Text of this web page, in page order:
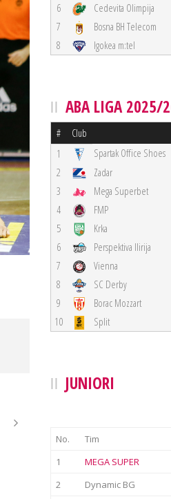
6
Cedevita Olimpija
7
Bosna BH Telecom
8
Igokea m:tel
ABA LIGA 2025/
# Club
1 Spartak Office Shoes
2
Zadar
3
Mega Superbet
4
FMP
5
Krka
6
Perspektiva Ilirija
7
Vienna
8
SC Derby
9
Borac Mozzart
10
Split
JUNIORI
No. Tim
1
MEGA SUPER
2
Dynamic BG